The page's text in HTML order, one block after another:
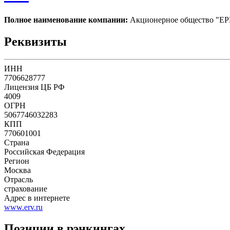
Полное наименование компании: Акционерное общество
Реквизиты
ИНН
7706628777
Лицензия ЦБ РФ
4009
ОГРН
5067746032283
КПП
770601001
Страна
Российская Федерация
Регион
Москва
Отрасль
страхование
Адрес в интернете
www.erv.ru